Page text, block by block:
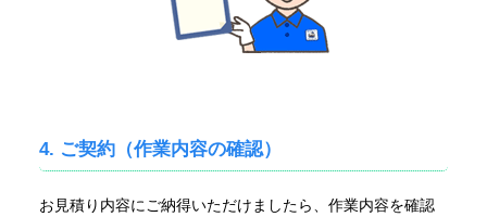
4. ご契約（作業内容の確認）
お見積り内容にご納得いただけましたら、作業内容を確認